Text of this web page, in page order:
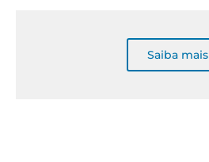
Saiba mais